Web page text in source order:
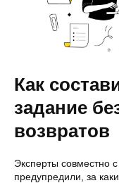
Как
задание
возвратов
Эксперты совместно
предупредили, за